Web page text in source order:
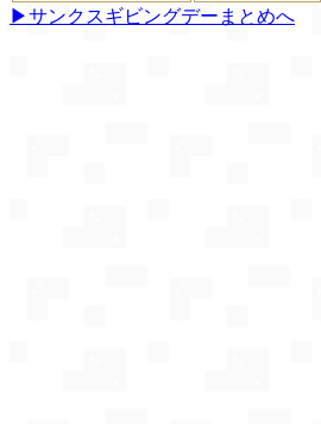
▶サンクスギビングデーまとめへ